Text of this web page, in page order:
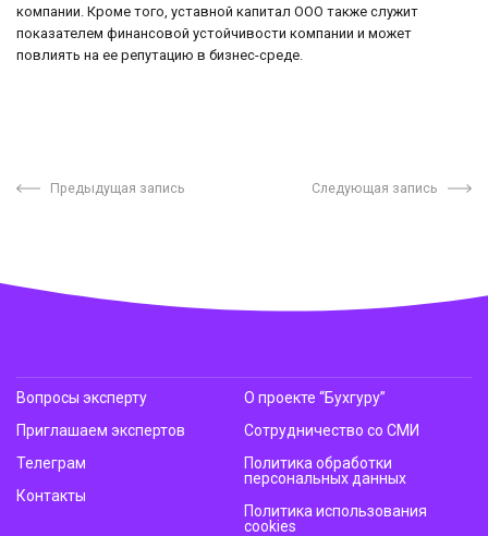
компании. Кроме того, уставной капитал ООО также служит
показателем финансовой устойчивости компании и может
повлиять на ее репутацию в бизнес-среде.
Предыдущая запись Следующая запись
Вопросы эксперту
Приглашаем экспертов
Телеграм
Контакты
О проекте “Бухгуру”
Сотрудничество со СМИ
Политика обработки
персональных данных
Политика использования
cookies